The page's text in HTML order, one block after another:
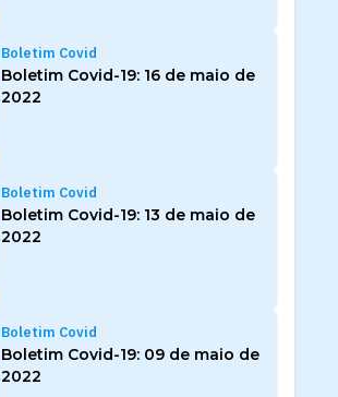
Boletim Covid
Boletim Covid-19: 16 de maio de
2022
Boletim Covid
Boletim Covid-19: 13 de maio de
2022
Boletim Covid
Boletim Covid-19: 09 de maio de
2022